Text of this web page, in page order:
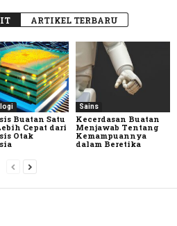
ARTIKEL TERBARU
Buatan Satu
Cepat dari
Otak
Sains
Kecerdasan Buatan
Menjawab Tentang
Kemampuannya
dalam Beretika